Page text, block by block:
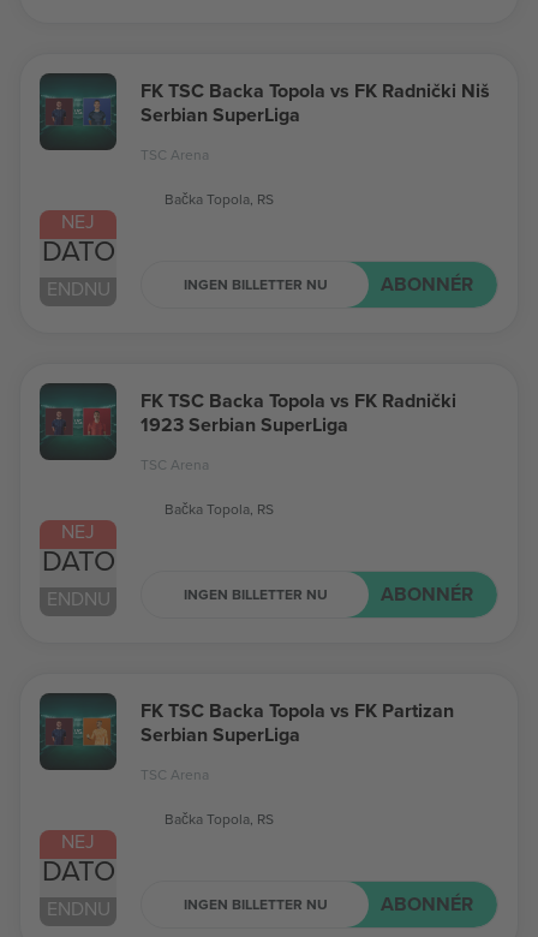
NEJ
DATO
ENDNU
FK TSC Backa Topola vs FK Radnički Niš
Serbian SuperLiga
TSC Arena
Bačka Topola, RS
INGEN BILLETTER NU ABONNÉR
NEJ
DATO
ENDNU
FK TSC Backa Topola vs FK Radnički
1923 Serbian SuperLiga
TSC Arena
Bačka Topola, RS
INGEN BILLETTER NU ABONNÉR
NEJ
DATO
ENDNU
FK TSC Backa Topola vs FK Partizan
Serbian SuperLiga
TSC Arena
Bačka Topola, RS
INGEN BILLETTER NU ABONNÉR